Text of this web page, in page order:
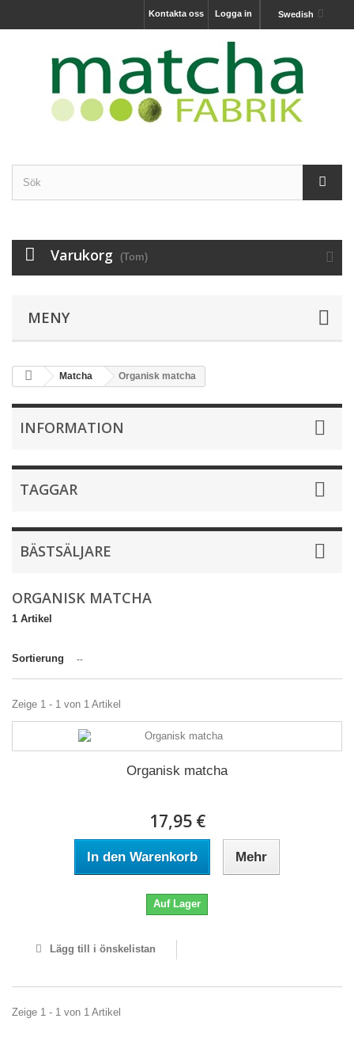
Swedish
Logga in
Kontakta oss
Varukorg (Tom)
MENY
Matcha Organisk matcha
INFORMATION
TAGGAR
BÄSTSÄLJARE
ORGANISK MATCHA
1 Artikel
Sortierung --
Zeige 1 - 1 von 1 Artikel
Organisk matcha
17,95 €
In den Warenkorb Mehr
Auf Lager
Lägg till i önskelistan
Zeige 1 - 1 von 1 Artikel